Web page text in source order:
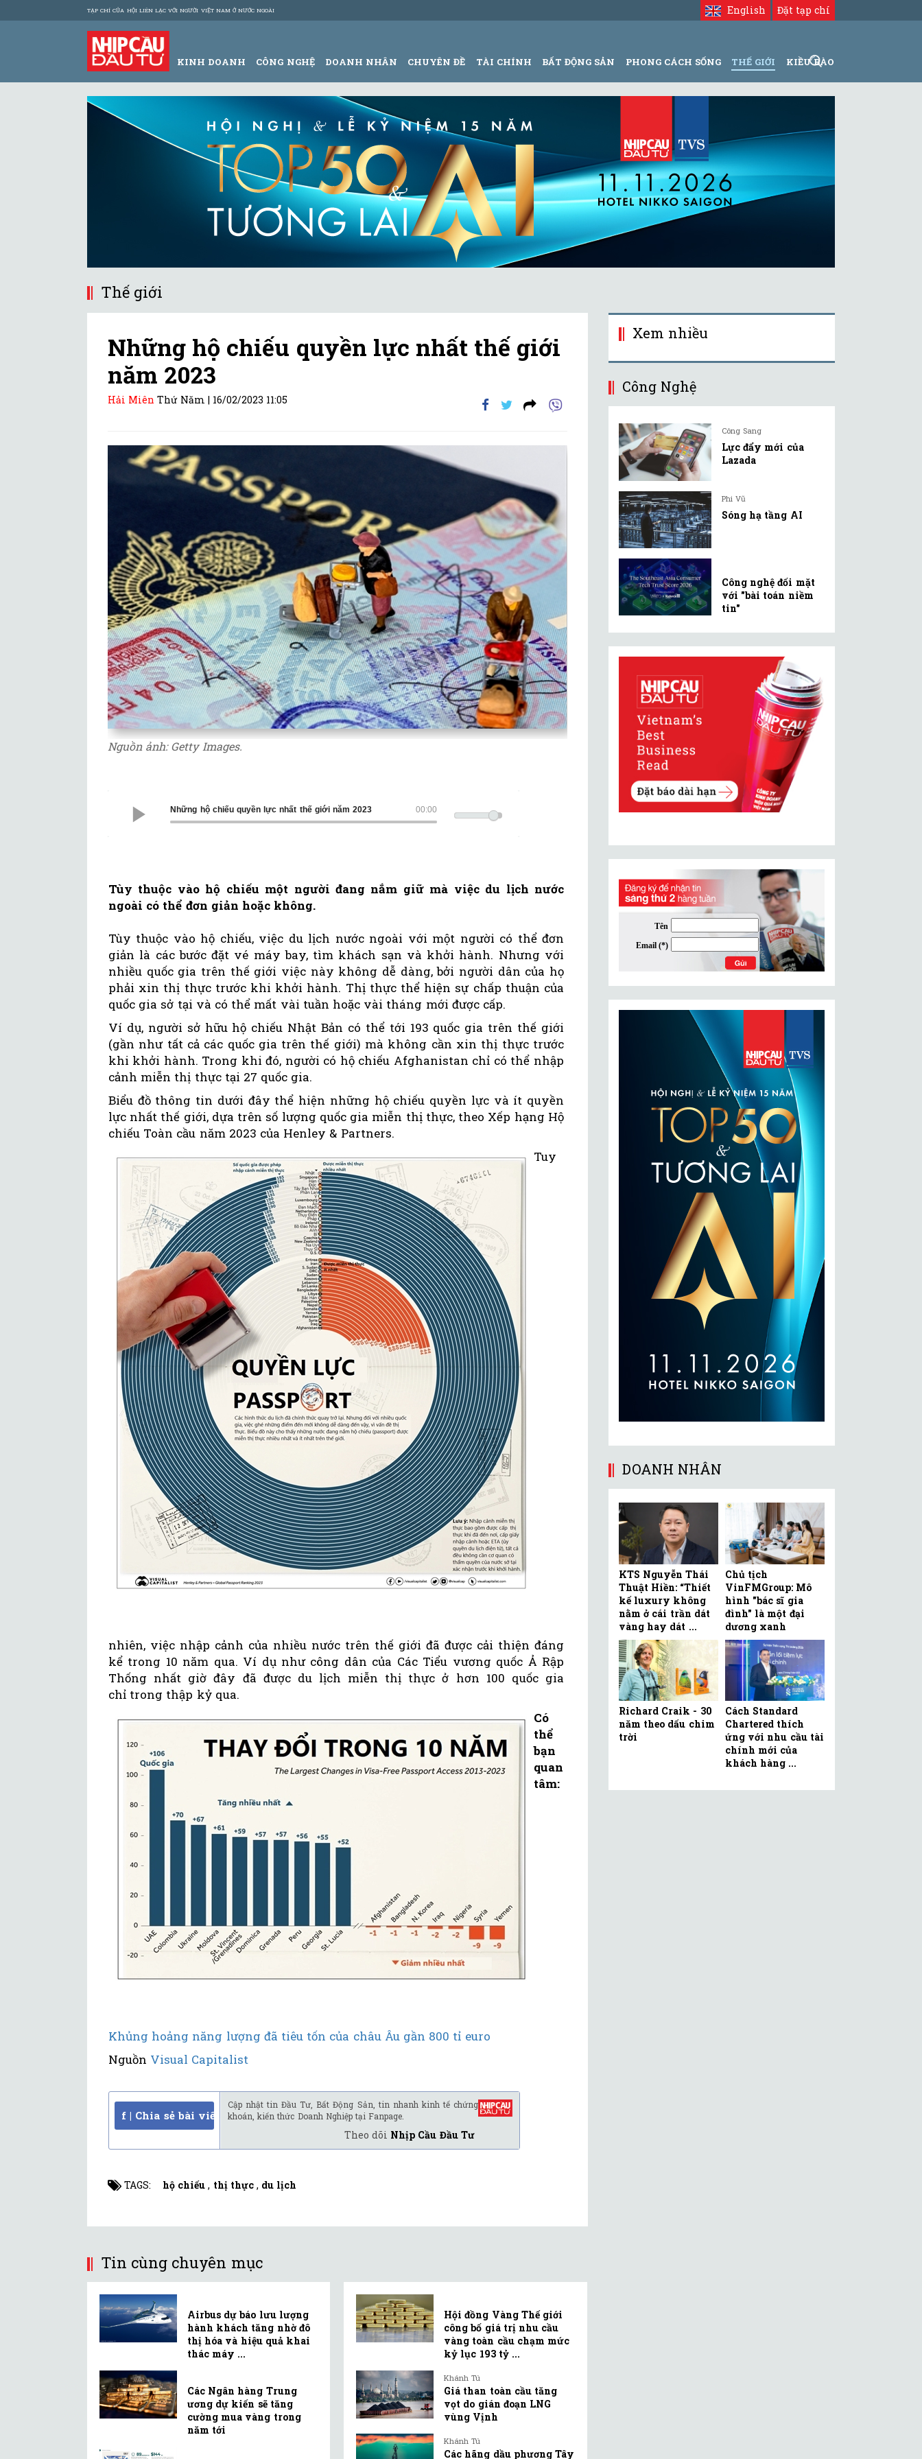
TẠP CHÍ CỦA HỘI LIÊN LẠC VỚI NGƯỜI VIỆT NAM Ở NƯỚC NGOÀI Đặt tạp chí
English
KINH DOANH CÔNG NGHỆ DOANH NHÂN CHUYÊN ĐỀ TÀI CHÍNH BẤT ĐỘNG SẢN PHONG CÁCH SỐNG THẾ GIỚI KIỀU BÀO
Thế giới
Những hộ chiếu quyền lực nhất thế giới
năm 2023
Hải Miên Thứ Năm | 16/02/2023 11:05
Nguồn ảnh: Getty Images.
00:00
Những hộ chiếu quyền lực nhất thế giới năm 2023
Tùy thuộc vào hộ chiếu một người đang nắm giữ mà việc du lịch nước
ngoài có thể đơn giản hoặc không.
Tùy thuộc vào hộ chiếu, việc du lịch nước ngoài với một người có thể đơn
giản là các bước đặt vé máy bay, tìm khách sạn và khởi hành. Nhưng với
nhiều quốc gia trên thế giới việc này không dễ dàng, bởi người dân của họ
phải xin thị thực trước khi khởi hành. Thị thực thể hiện sự chấp thuận của
quốc gia sở tại và có thể mất vài tuần hoặc vài tháng mới được cấp.
Ví dụ, người sở hữu hộ chiếu Nhật Bản có thể tới 193 quốc gia trên thế giới
(gần như tất cả các quốc gia trên thế giới) mà không cần xin thị thực trước
khi khởi hành. Trong khi đó, người có hộ chiếu Afghanistan chỉ có thể nhập
cảnh miễn thị thực tại 27 quốc gia.
Biểu đồ thông tin dưới đây thể hiện những hộ chiếu quyền lực và ít quyền
lực nhất thế giới, dựa trên số lượng quốc gia miễn thị thực, theo Xếp hạng Hộ
chiếu Toàn cầu năm 2023 của Henley & Partners.
Tuy
nhiên, việc nhập cảnh của nhiều nước trên thế giới đã được cải thiện đáng
kể trong 10 năm qua. Ví dụ như công dân của Các Tiểu vương quốc Ả Rập
Thống nhất giờ đây đã được du lịch miễn thị thực ở hơn 100 quốc gia
chỉ trong thập kỷ qua.
Có
thể
bạn
quan
tâm:
Khủng hoảng năng lượng đã tiêu tốn của châu Âu gần 800 tỉ euro
Nguồn Visual Capitalist
f | Chia sẻ bài viết
Cập nhật tin Đầu Tư, Bất Động Sản, tin nhanh kinh tế chứng
khoán, kiến thức Doanh Nghiệp tại Fanpage.
Theo dõi Nhịp Cầu Đầu Tư
TAGS: hộ chiếu , thị thực, du lịch
Tin cùng chuyên mục
Airbus dự báo lưu lượng
hành khách tăng nhờ đô
thị hóa và hiệu quả khai
thác máy ...
Các Ngân hàng Trung
ương dự kiến sẽ tăng
cường mua vàng trong
năm tới
Hội đồng Vàng Thế giới
công bố giá trị nhu cầu
vàng toàn cầu chạm mức
kỷ lục 193 tỷ ...
Khánh Tú
Giá than toàn cầu tăng
vọt do gián đoạn LNG
vùng Vịnh
Khánh Tú
Các hãng dầu phương Tây
Xem nhiều
Công Nghệ
Công Sang
Lực đẩy mới của
Lazada
Phi Vũ
Sóng hạ tầng AI
Công nghệ đối mặt
với "bài toán niềm
tin"
DOANH NHÂN
KTS Nguyễn Thái
Thuật Hiền: “Thiết
kế luxury không
nằm ở cái trần dát
vàng hay dát ...
Chủ tịch
VinFMGroup: Mô
hình "bác sĩ gia
đình" là một đại
dương xanh
Richard Craik - 30
năm theo dấu chim
trời
Cách Standard
Chartered thích
ứng với nhu cầu tài
chính mới của
khách hàng ...